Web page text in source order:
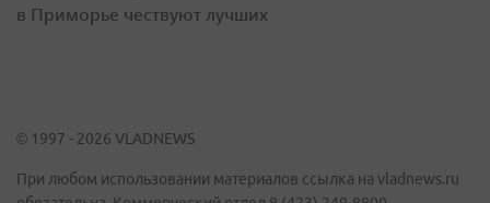
в Приморье чествуют лучших
© 1997 - 2026 VLADNEWS
При любом использовании материалов ссылка на vladnews.ru